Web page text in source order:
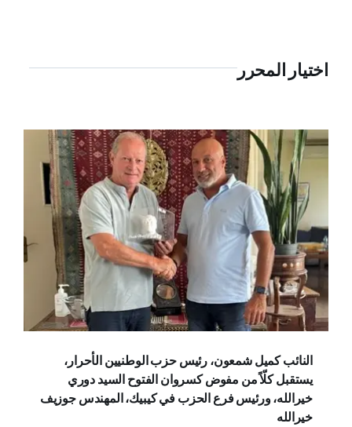
اختيار المحرر
النائب كميل شمعون، رئيس حزب الوطنيين الأحرار،
يستقبل كلّاً من مفوض كسروان الفتوح السيد دوري
خيرالله، ورئيس فرع الحزب في كيبيك، المهندس جوزيف
خيرالله